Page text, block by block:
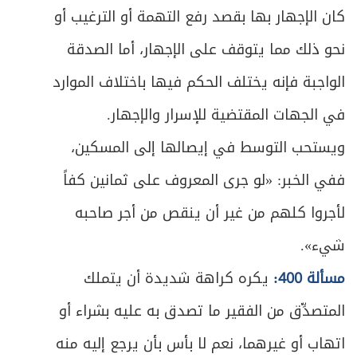
كان الإجهار بها بقصد رفع التهمة أو الترغيب أو
نحو ذلك مما يتوقف على الإجهار، أما الصدقة
الواجبة فإنه يختلف الحكم فيها باختلاف الموارد
في الجهات المقتضية للإسرار والإجهار.
ويستحب التوسط في إيصالها إلى المسكين،
ففي الخبر: «لو جرى المعروف على ثمانين كفاً
لأجروا كلهم من غير أن ينقص من أجر صاحبه
شيء».
مسألة 400:
يكره كراهة شديدة أن يتملك
المتصدِّق من الفقير ما تصدق به عليه بشراء أو
اتهاب أو غيرهما، نعم لا بأس بأن يرجع إليه منه
ص
508 المطلب الأول ـ في بيع الثمرة قبل ظهورها
ص
513 المطلب الثاني ـ في ما تباع به الثمرة
515 المبحث الثاني ـ في بيع الحيوان
ص
517 المبحث الثالث ـ في بيع السلف
ص
525 الفصل الثالث في الثمن
527
ص
530 المبحث الثاني ـ في ربا المعاملة
ص
544 المبحث الثالث ـ في النقد والنسيئة